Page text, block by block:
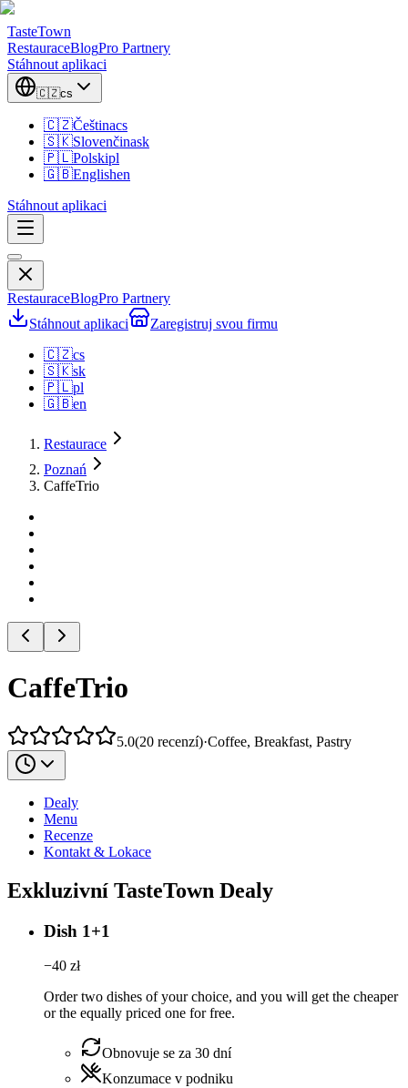
TasteTown
RestauraceBlogPro Partnery
Stáhnout aplikaci
🇨🇿cs
🇨🇿Češtinacs
🇸🇰Slovenčinask
🇵🇱Polskipl
🇬🇧Englishen
Stáhnout aplikaci
RestauraceBlogPro Partnery
Stáhnout aplikaci
Zaregistruj svou firmu
🇨🇿cs
🇸🇰sk
🇵🇱pl
🇬🇧en
Restaurace
Poznań
CaffeTrio
CaffeTrio
5.0(20 recenzí)·Coffee, Breakfast, Pastry
Dealy
Menu
Recenze
Kontakt & Lokace
Exkluzivní TasteTown Dealy
Dish 1+1
−40 zł
Order two dishes of your choice, and you will get the cheaper
or the equally priced one for free.
Obnovuje se za 30 dní
Konzumace v podniku